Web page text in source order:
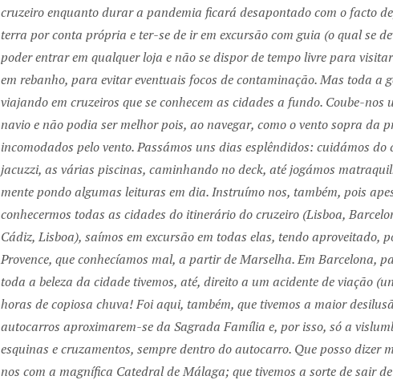
cruzeiro enquanto durar a pandemia ficará desapontado com o facto
terra por conta própria e ter-se de ir em excursão com guia (o qual se
poder entrar em qualquer loja e não se dispor de tempo livre para
em rebanho, para evitar eventuais focos de contaminação. Mas toda a
viajando em cruzeiros que se conhecem as cidades a fundo. Coube-nos
navio e não podia ser melhor pois, ao navegar, como o vento sopra da
incomodados pelo vento. Passámos uns dias esplêndidos: cuidámos
jacuzzi, as várias piscinas, caminhando no deck, até jogámos
mente pondo algumas leituras em dia. Instruímo nos, também, pois
conhecermos todas as cidades do itinerário do cruzeiro (Lisboa,
Cádiz, Lisboa), saímos em excursão em todas elas, tendo aproveitado,
Provence, que conhecíamos mal, a partir de Marselha. Em Barcelona,
toda a beleza da cidade tivemos, até, direito a um acidente de viação
horas de copiosa chuva! Foi aqui, também, que tivemos a maior
autocarros aproximarem-se da Sagrada Família e, por isso, só a
esquinas e cruzamentos, sempre dentro do autocarro. Que posso dizer
nos com a magnífica Catedral de Málaga; que tivemos a sorte de sair